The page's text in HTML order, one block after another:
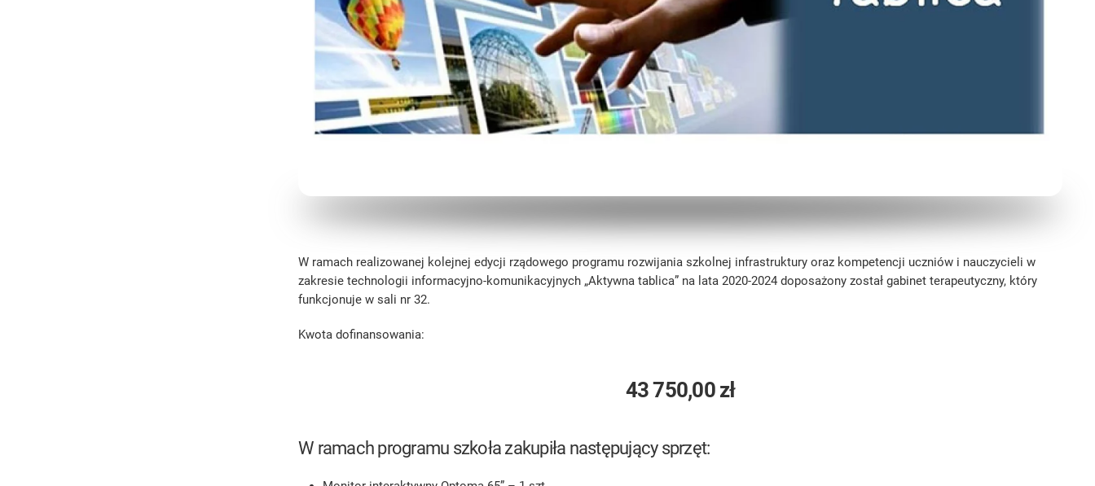
W ramach realizowanej kolejnej edycji rządowego programu rozwijania szkolnej infrastruktury oraz kompetencji uczniów i nauczycieli w
zakresie technologii informacyjno-komunikacyjnych „Aktywna tablica” na lata 2020-2024 doposażony został gabinet terapeutyczny, który
funkcjonuje w sali nr 32.
Kwota dofinansowania:
43 750,00 zł
W ramach programu szkoła zakupiła następujący sprzęt: